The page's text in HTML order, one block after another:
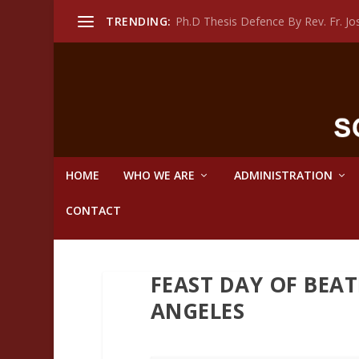
TRENDING: Ph.D Thesis Defence By Rev. Fr.
HOME WHO WE ARE ADMINISTRATION
CONTACT
FEAST DAY OF
ANGELES